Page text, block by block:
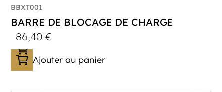
BBXT001
BARRE DE BLOCAGE DE CHARGE
86,40€
Ajouter au panier